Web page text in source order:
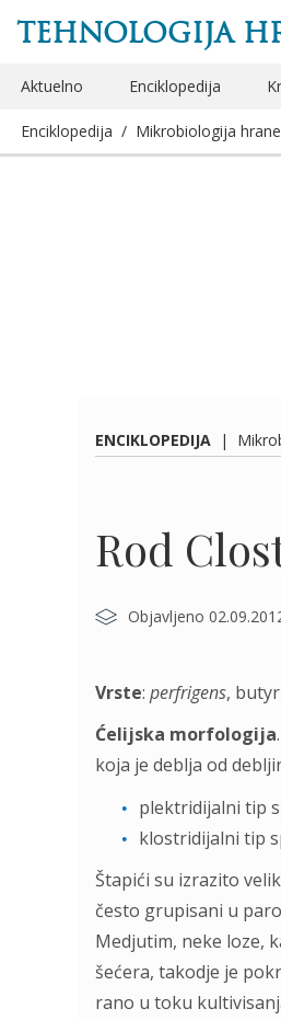
TEHNOLOGIJA
Aktuelno Enciklopedija
Enciklopedija / Mikrobiologija hrane
ENCIKLOPEDIJA |
Rod
Objavljeno
Vrste: perfrigens,
Ćelijska morfologija
koja je deblja od
plektridijalni tip
klostridijalni tip
Štapići su izrazito
često grupisani u
Medjutim, neke loze,
šećera, takodje je
rano u toku